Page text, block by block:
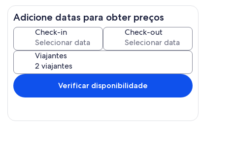
Cozinha privada
Adicione datas para obter preços
Check-in Check-out
Viajantes
Verificar disponibilidade